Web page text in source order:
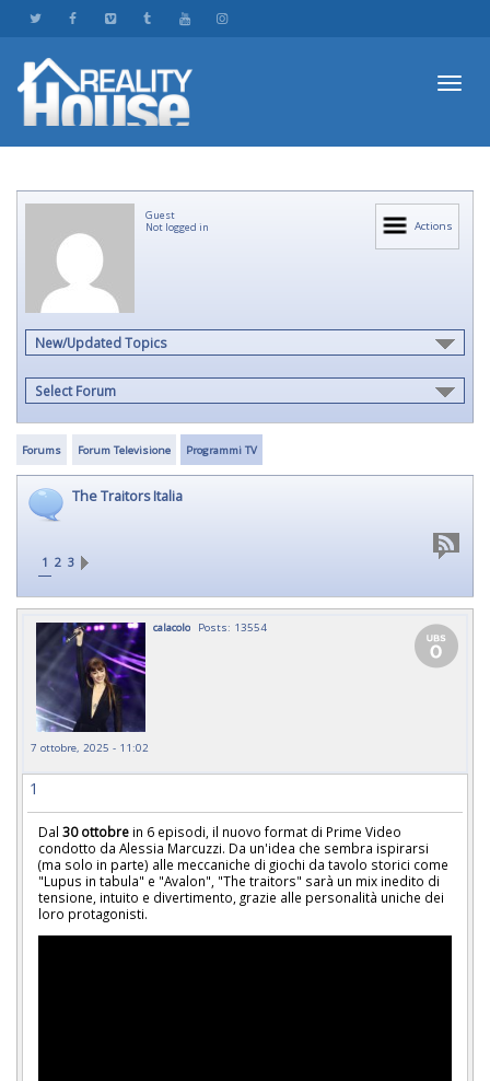
Actions
Guest
Not logged in
New/Updated Topics
Select Forum
Forums Forum Televisione Programmi TV
The Traitors Italia
1 2 3
calacolo Posts: 13554
7 ottobre, 2025 - 11:02
1
Dal 30 ottobre in 6 episodi, il nuovo format di Prime Video
condotto da Alessia Marcuzzi. Da un'idea che sembra ispirarsi
(ma solo in parte) alle meccaniche di giochi da tavolo storici come
"Lupus in tabula" e "Avalon", "The traitors" sarà un mix inedito di
tensione, intuito e divertimento, grazie alle personalità uniche dei
loro protagonisti.